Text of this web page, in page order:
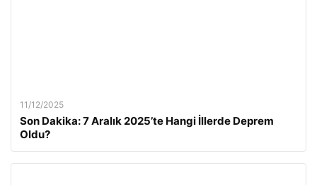
11/12/2025
Son Dakika: 7 Aralık 2025’te Hangi İllerde Deprem
Oldu?